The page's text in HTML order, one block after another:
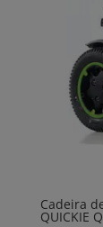
Cadeira
QUICKIE